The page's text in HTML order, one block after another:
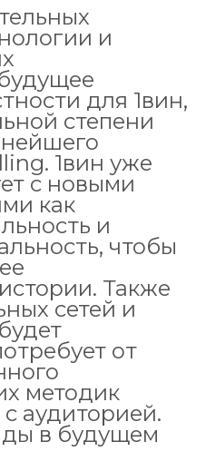
и
для 1вин,
степени
1вин уже
с новыми
как
и
чтобы
Также
сетей и
от
методик
аудиторией.
в будущем